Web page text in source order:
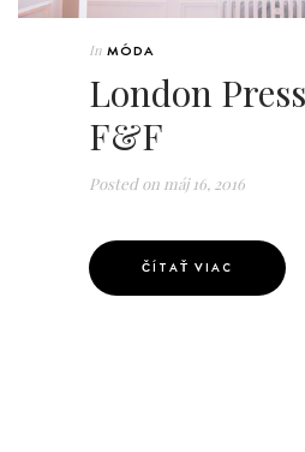
In MÓDA
London
F&F
Posted on máj 16, 2016
ČÍTAŤ VIAC